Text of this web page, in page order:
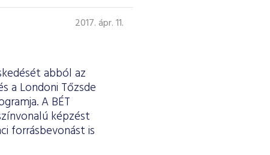
2017. ápr. 11.
abból az
a Londoni Tőzsde
A BÉT
képzést
forrásbevonást is